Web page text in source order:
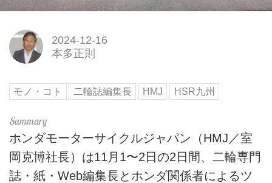
2024-12-16
本多正則
モノ・コト 二輪誌編集長 HMJ HSR九州
ホンダモーターサイクルジャパン（HMJ／室
岡克博社長）は11月1〜2日の2日間、二輪専門
誌・紙・Web編集長とホンダ関係者によるツ